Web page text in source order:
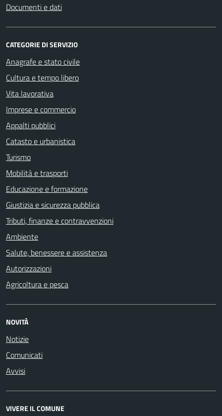
Documenti e dati
CATEGORIE DI SERVIZIO
Anagrafe e stato civile
Cultura e tempo libero
Vita lavorativa
Imprese e commercio
Appalti pubblici
Catasto e urbanistica
Turismo
Mobilità e trasporti
Educazione e formazione
Giustizia e sicurezza pubblica
Tributi, finanze e contravvenzioni
Ambiente
Salute, benessere e assistenza
Autorizzazioni
Agricoltura e pesca
NOVITÀ
Notizie
Comunicati
Avvisi
VIVERE IL COMUNE